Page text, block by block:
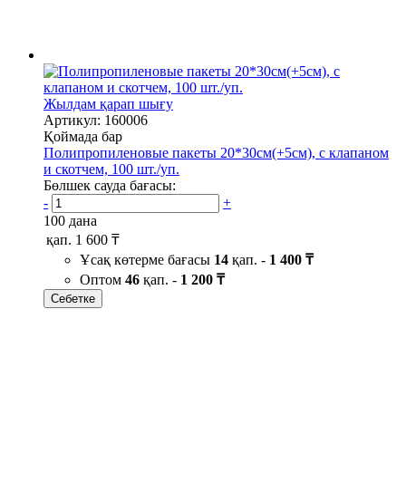
Жылдам қарап шығу
Артикул: 160006
Қоймада бар
Полипропиленовые пакеты 20*30см(+5см), с клапаном
и скотчем, 100 шт./уп.
Бөлшек сауда бағасы:
-
+
100 дана
қап. 1 600 ₸
Ұсақ көтерме бағасы 14 қап. - 1 400 ₸
Оптом 46 қап. - 1 200 ₸
Себетке